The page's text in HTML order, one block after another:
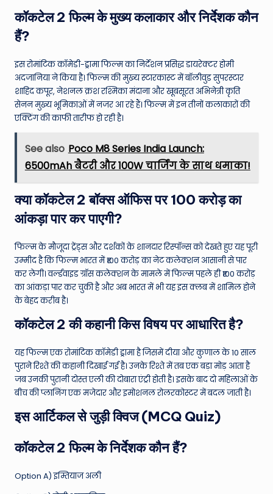
कॉकटेल 2 फिल्म के मुख्य कलाकार और निर्देशक कौन
हैं?
इस रोमांटिक कॉमेडी-ड्रामा फिल्म का निर्देशन प्रसिद्ध डायरेक्टर होमी
अदजानिया ने किया है। फिल्म की मुख्य स्टारकास्ट में बॉलीवुड सुपरस्टार
शाहिद कपूर, नेशनल क्रश रश्मिका मंदाना और खूबसूरत अभिनेत्री कृति
सेनन मुख्य भूमिकाओं में नजर आ रहे हैं। फिल्म में इन तीनों कलाकारों की
एक्टिंग की काफी तारीफ हो रही है।
See also Poco M8 Series India Launch:
6500mAh बैटरी और 100W चार्जिंग के साथ धमाका!
क्या कॉकटेल 2 बॉक्स ऑफिस पर 100 करोड़ का
आंकड़ा पार कर पाएगी?
फिल्म के मौजूदा ट्रेंड्स और दर्शकों के शानदार रिस्पॉन्स को देखते हुए यह पूरी
उम्मीद है कि फिल्म भारत में ₹100 करोड़ का नेट कलेक्शन आसानी से पार
कर लेगी। वर्ल्डवाइड ग्रॉस कलेक्शन के मामले में फिल्म पहले ही ₹100 करोड़
का आंकड़ा पार कर चुकी है और अब भारत में भी यह इस क्लब में शामिल होने
के बेहद करीब है।
कॉकटेल 2 की कहानी किस विषय पर आधारित है?
यह फिल्म एक रोमांटिक कॉमेडी ड्रामा है जिसमें दीया और कुणाल के 10 साल
पुराने रिश्ते की कहानी दिखाई गई है। उनके रिश्ते में तब एक बड़ा मोड़ आता है
जब उनकी पुरानी दोस्त एली की दोबारा एंट्री होती है। इसके बाद दो महिलाओं के
बीच की प्लानिंग एक मजेदार और इमोशनल रोलरकोस्टर में बदल जाती है।
इस आर्टिकल से जुड़ी क्विज (MCQ Quiz)
कॉकटेल 2 फिल्म के निर्देशक कौन हैं?
Option A) इम्तियाज अली